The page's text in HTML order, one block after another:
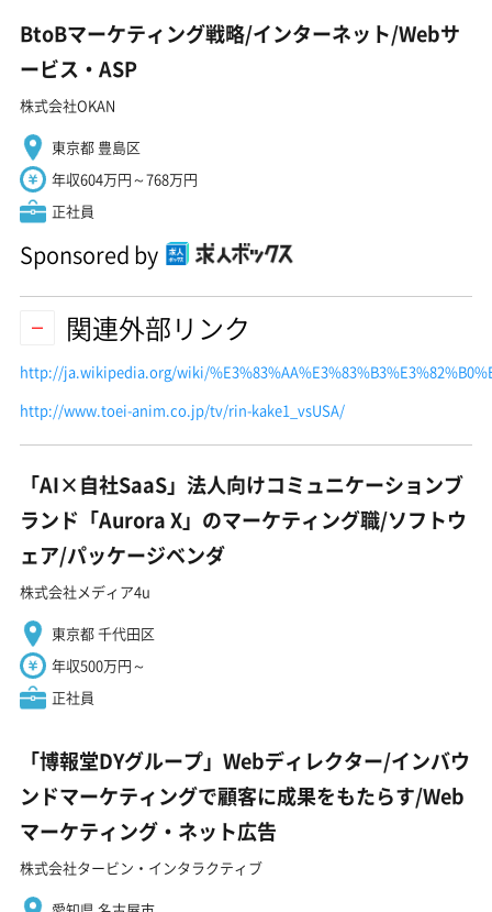
BtoBマーケティング戦略/インターネット/Webサ
ービス・ASP
株式会社OKAN
東京都 豊島区
年収604万円～768万円
正社員
Sponsored by
関連外部リンク
http://ja.wikipedia.org/wiki/
http://www.toei-anim.co.jp/tv/rin-kake1_vsUSA/
「AI×自社SaaS」法人向けコミュニケーションブ
ランド「Aurora X」のマーケティング職/ソフトウ
ェア/パッケージベンダ
株式会社メディア4u
東京都 千代田区
年収500万円～
正社員
「博報堂DYグループ」Webディレクター/インバウ
ンドマーケティングで顧客に成果をもたらす/Web
マーケティング・ネット広告
株式会社タービン・インタラクティブ